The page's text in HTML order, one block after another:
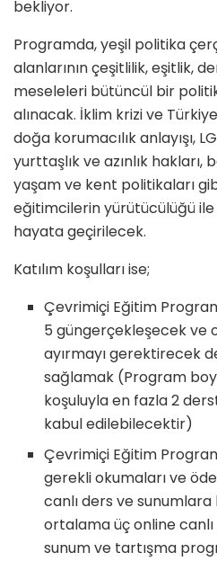
bekliyor.
Programda, yeşil politika
alanlarının çeşitlilik, eşitlik,
meseleleri bütüncül bir
alınacak. İklim krizi ve
doğa korumacılık anlayışı,
yurttaşlık ve azınlık hakları,
yaşam ve kent politikaları
eğitimcilerin yürütücülüğü
hayata geçirilecek.
Katılım koşulları ise;
Çevrimiçi Eğitim
5 güngerçekleşecek ve
ayırmayı gerektirecek
sağlamak (Program
koşuluyla en fazla 2
kabul edilebilecektir)
Çevrimiçi Eğitim
gerekli okumaları ve
canlı ders ve
ortalama üç online
sunum ve tartışma